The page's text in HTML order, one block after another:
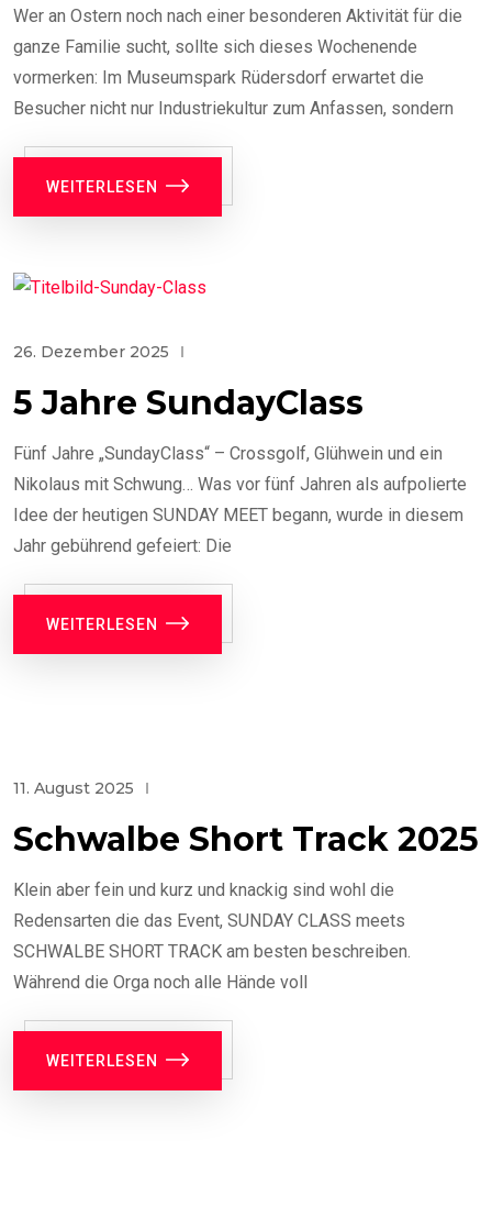
Wer an Ostern noch nach einer besonderen Aktivität für die
ganze Familie sucht, sollte sich dieses Wochenende
vormerken: Im Museumspark Rüdersdorf erwartet die
Besucher nicht nur Industriekultur zum Anfassen, sondern
WEITERLESEN
26. Dezember 2025
5 Jahre SundayClass
Fünf Jahre „SundayClass“ – Crossgolf, Glühwein und ein
Nikolaus mit Schwung… Was vor fünf Jahren als aufpolierte
Idee der heutigen SUNDAY MEET begann, wurde in diesem
Jahr gebührend gefeiert: Die
WEITERLESEN
11. August 2025
Schwalbe Short Track 2025
Klein aber fein und kurz und knackig sind wohl die
Redensarten die das Event, SUNDAY CLASS meets
SCHWALBE SHORT TRACK am besten beschreiben.
Während die Orga noch alle Hände voll
WEITERLESEN